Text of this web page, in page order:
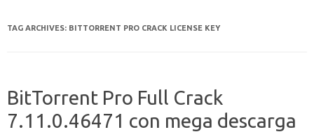
TAG ARCHIVES: BITTORRENT PRO CRACK LICENSE KEY
BitTorrent Pro Full Crack
7.11.0.46471 con mega descarga